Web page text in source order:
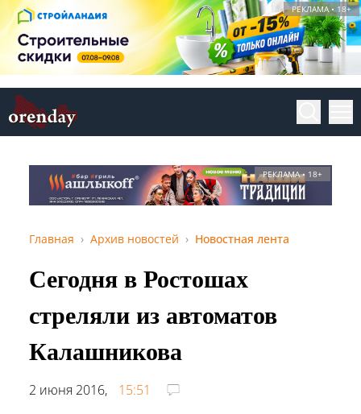
РЕКЛАМА • 18+
РЕКЛАМА • 18+
Главная Архив новостей Новостная лента
Сегодня в Ростошах
стреляли из автоматов
Калашникова
2 июня 2016,
15:51